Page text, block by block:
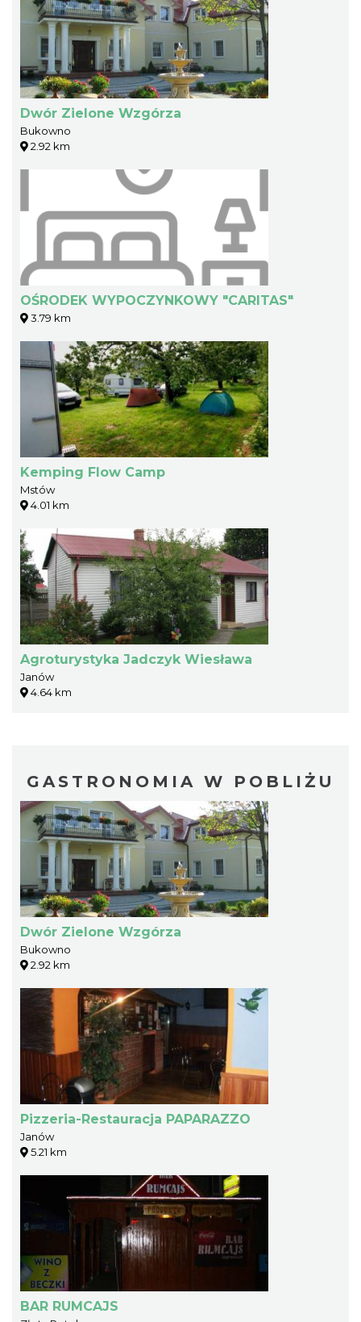
Dwór Zielone Wzgórza
Bukowno
2.92 km
OŚRODEK WYPOCZYNKOWY "CARITAS"
3.79 km
Kemping Flow Camp
Mstów
4.01 km
Agroturystyka Jadczyk Wiesława
Janów
4.64 km
GASTRONOMIA W POBLIŻU
Dwór Zielone Wzgórza
Bukowno
2.92 km
Pizzeria-Restauracja PAPARAZZO
Janów
5.21 km
BAR RUMCAJS